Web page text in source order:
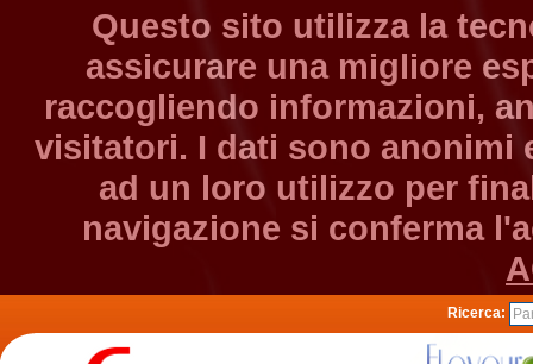
Questo sito utilizza la
assicurare una migliore
raccogliendo informazioni,
visitatori. I dati sono anonimi
ad un loro utilizzo per
navigazione si conferma
Ricerca: